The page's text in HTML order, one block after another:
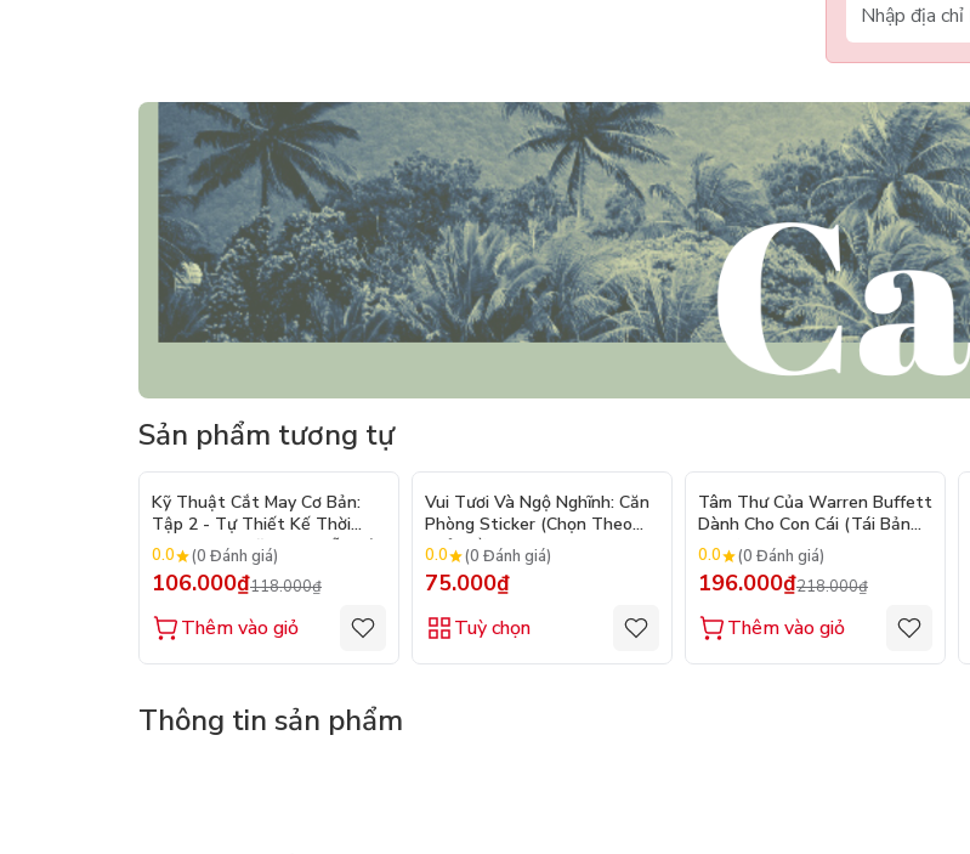
Sản phẩm tương tự
- 10%
Kỹ Thuật Cắt May Cơ Bản:
Tập 2 - Tự Thiết Kế Thời
Trang Nam Nữ - Tạo Mẫu Rập
- Kỹ Thuật Nhảy Size
0.0 (0 Đánh giá)
106.000₫118.000₫
Thêm vào giỏ
Vui Tươi Và Ngộ Nghĩnh: Căn
Phòng Sticker (Chọn Theo
Chủ Đề) - Hơn 250 Sticker
0.0 (0 Đánh giá)
75.000₫
Tuỳ chọn
- 10%
Tâm Thư Của Warren Buffett
Dành Cho Con Cái (Tái Bản
2026)
0.0 (0 Đánh giá)
196.000₫218.000₫
Thêm vào giỏ
Thông tin sản phẩm